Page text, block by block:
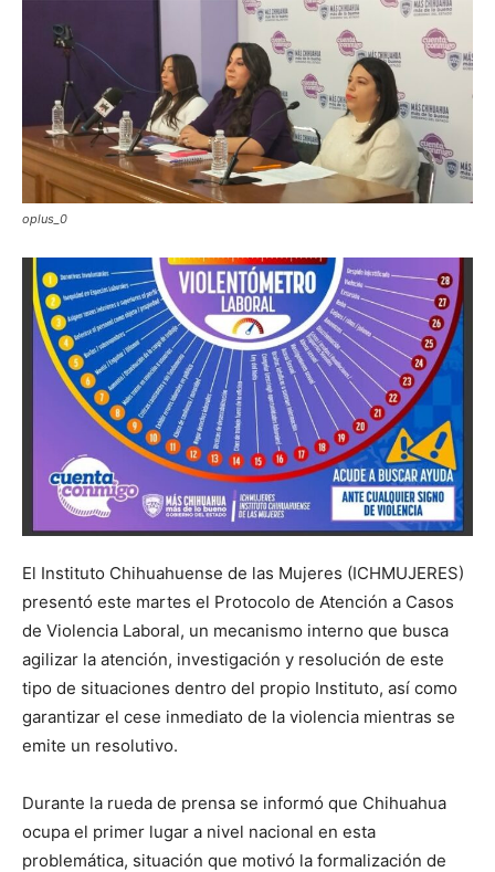
oplus_0
El Instituto Chihuahuense de las Mujeres (ICHMUJERES)
presentó este martes el Protocolo de Atención a Casos
de Violencia Laboral, un mecanismo interno que busca
agilizar la atención, investigación y resolución de este
tipo de situaciones dentro del propio Instituto, así como
garantizar el cese inmediato de la violencia mientras se
emite un resolutivo.
Durante la rueda de prensa se informó que Chihuahua
ocupa el primer lugar a nivel nacional en esta
problemática, situación que motivó la formalización de